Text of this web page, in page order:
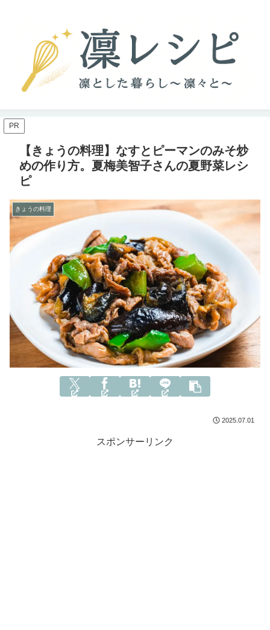
PR
【きょうの料理】なすとピーマンのみそ炒
めの作り方。夏梅美智子さんの夏野菜レシ
ピ
きょうの料理
2025.07.01
スポンサーリンク